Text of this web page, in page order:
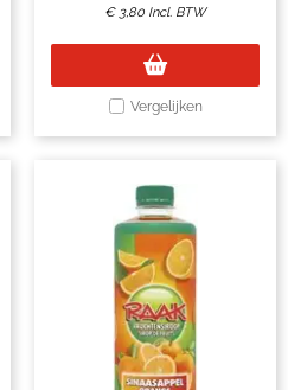
€ 3,80 Incl. BTW
Vergelijken